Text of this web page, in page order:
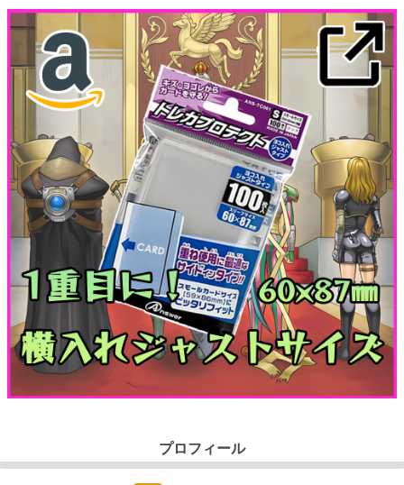
プロフィール